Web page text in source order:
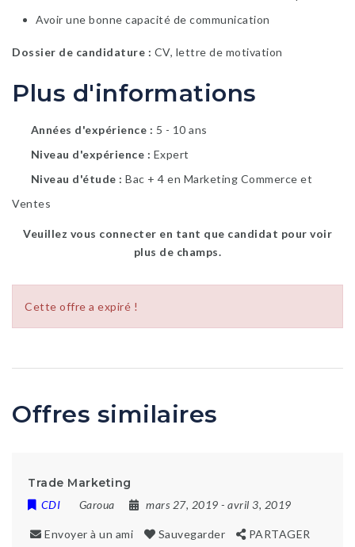
Avoir une bonne capacité de communication
Dossier de candidature : CV, lettre de motivation
Plus d'informations
Années d'expérience
5 - 10 ans
Niveau d'expérience
Expert
Niveau d'étude
Bac + 4 en Marketing Commerce et
Ventes
Veuillez vous connecter en tant que candidat pour voir
plus de champs.
Cette offre a expiré !
Offres similaires
Trade Marketing
CDI Garoua mars 27, 2019 - avril 3, 2019
Envoyer à un ami Sauvegarder PARTAGER